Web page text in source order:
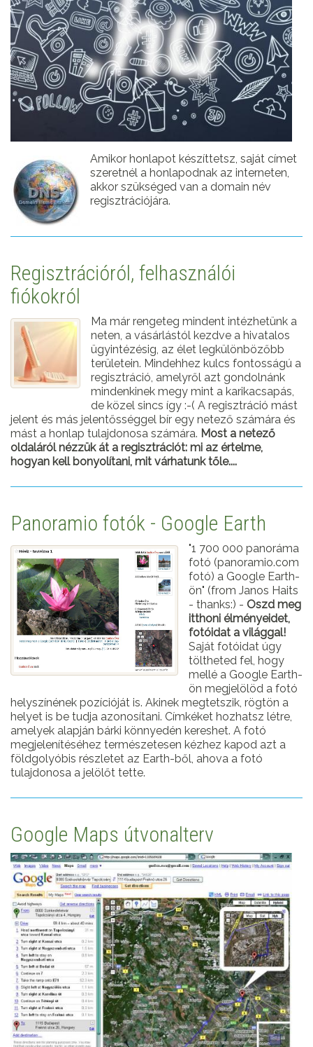
Amikor honlapot készíttetsz, saját címet
szeretnél a honlapodnak az interneten,
akkor szükséged van a domain név
regisztrációjára.
Regisztrációról, felhasználói
fiókokról
Ma már rengeteg mindent intézhetünk a
neten, a vásárlástól kezdve a hivatalos
ügyintézésig, az élet legkülönbözőbb
területein. Mindehhez kulcs fontosságú a
regisztráció, amelyről azt gondolnánk
mindenkinek megy mint a karikacsapás,
de közel sincs így :-( A regisztráció mást
jelent és más jelentősséggel bír egy netező számára és
mást a honlap tulajdonosa számára. Most a netező
oldaláról nézzük át a regisztrációt: mi az értelme,
hogyan kell bonyolítani, mit várhatunk tőle....
Panoramio fotók - Google Earth
"1 700 000 panoráma
fotó (panoramio.com
fotó) a Google Earth-
ön" (from Janos Haits
- thanks:) - Oszd meg
itthoni élményeidet,
fotóidat a világgal!
Saját fotóidat úgy
töltheted fel, hogy
mellé a Google Earth-
ön megjelölöd a fotó
helyszínének pozícióját is. Akinek megtetszik, rögtön a
helyet is be tudja azonosítani. Címkéket hozhatsz létre,
amelyek alapján bárki könnyedén kereshet. A fotó
megjelenítéséhez természetesen kézhez kapod azt a
földgolyóbis részletet az Earth-ből, ahova a fotó
tulajdonosa a jelölőt tette.
Google Maps útvonalterv